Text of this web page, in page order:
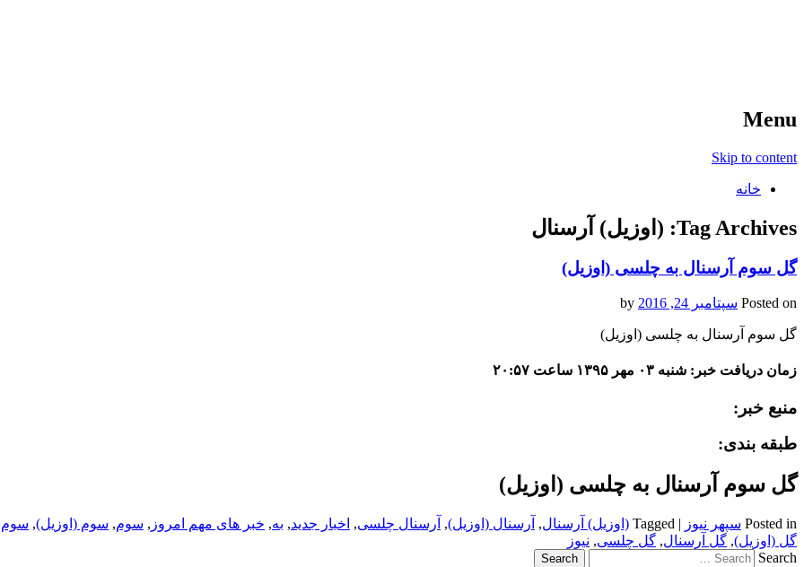
Menu
Skip to content
خانه
Tag Archives: (اوزیل) آرسنال
گل سوم آرسنال به چلسی (اوزیل)
Posted on سپتامبر 24, 2016
گل سوم آرسنال به چلسی (اوزیل)
زمان دریافت خبر: شنبه ۰۳ مهر ۱۳۹۵ ساعت ۲۰:۵۷
منبع خبر:
طبقه بندی:
گل سوم آرسنال به چلسی (اوزیل)
Posted in سپهر نیوز |
Tagged (اوزیل) آرسنال, آرسنال (اوزیل), آرسنال چلسی, اخبار جدید, به, خبر های مهم امروز , سوم, سوم (اوزیل),
گل (اوزیل), گل آرسنال, گل چلسی, نیوز
Search